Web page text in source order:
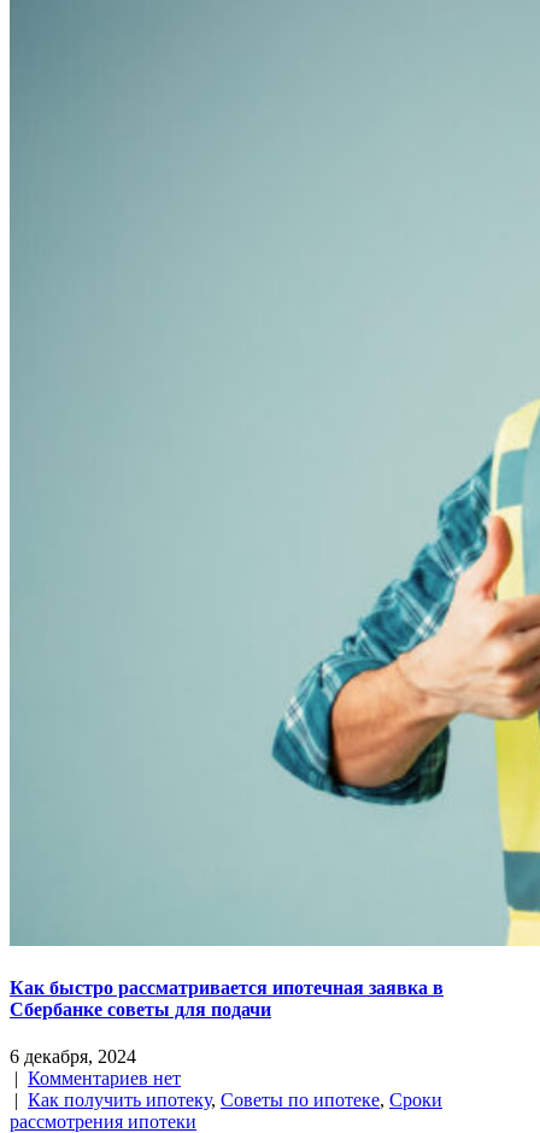
Как быстро рассматривается ипотечная заявка в
Сбербанке советы для подачи
6 декабря, 2024
| Комментариев нет
| Как получить ипотеку, Советы по ипотеке, Сроки
рассмотрения ипотеки